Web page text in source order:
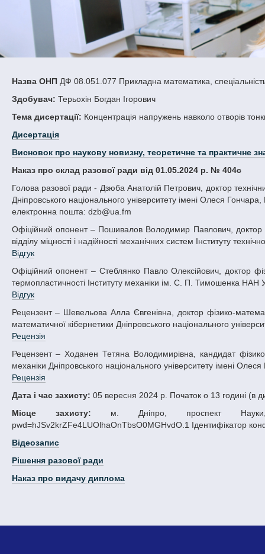
Назва ОНПДФ 08.051.077 Прикладна математика,
Здобувач: Терьохін Богдан Ігорович
Тема дисертації: Концентрація напружень навколо отворів
Дисертація
Висновок про наукову новизну, теоретичне та практичне
Наказ про склад разової ради від 01.05.2024 р. № 404с
Голова разової ради - Дзюба Анатолій Петрович, доктор технічних наук, професор, професор кафедри теоретичної та комп’ютерної механіки
Дніпровського національного університету імені Олеся Гончара,
електронна пошта: dzb@ua.fm
Офіційний опонент – Пошивалов Володимир Павлович, доктор технічних наук, професор, заступник директора з наукової роботи, завідувач
відділу міцності і надійності механічних систем Інституту
Відгук
Офіційний опонент – Стеблянко Павло Олексійович, доктор фізико-математичних наук, професор, провідний науковий співробітник відділу
термопластичності Інституту механіки ім. С. П. Тимошенка НАН
Відгук
Рецензент – Шевельова Алла Євгенівна, доктор фізико-математичних наук, професор, професор кафедри обчислювальної математики та
математичної кібернетики Дніпровського національного
Рецензія
Рецензент – Ходанен Тетяна Володимирівна, кандидат фізико-математичних наук, доцент, доцент кафедри теоретичної та комп’ютерної
механіки Дніпровського національного університету імені
Рецензія
Дата і час захисту: 05 вересня 2024 р. Початок о 13 годині (в
Місце захисту: м. Дніпро, проспект Науки,
pwd=hJSv2krZFe4LUOlhaOnTbsO0MGHvdO.1 Ідентифікатор
Відеозапис
Рішення разової ради
Наказ про видачу диплома